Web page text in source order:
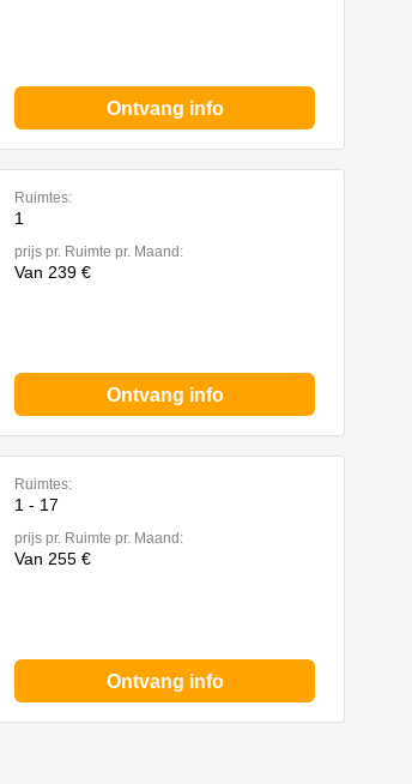
Ontvang info
Ruimtes:
1
prijs pr. Ruimte pr. Maand:
Van 239 €
Ontvang info
Ruimtes:
1 - 17
prijs pr. Ruimte pr. Maand:
Van 255 €
Ontvang info